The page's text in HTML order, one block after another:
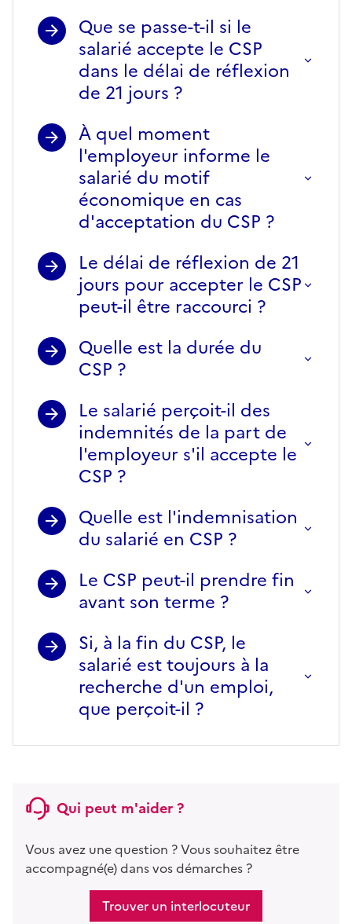
Que se passe-t-il si le
salarié accepte le CSP
dans le délai de réflexion
de 21 jours ?
À quel moment
l'employeur informe le
salarié du motif
économique en cas
d'acceptation du CSP ?
Le délai de réflexion de 21
jours pour accepter le CSP
peut-il être raccourci ?
Quelle est la durée du
CSP ?
Le salarié perçoit-il des
indemnités de la part de
l'employeur s'il accepte le
CSP ?
Quelle est l'indemnisation
du salarié en CSP ?
Le CSP peut-il prendre fin
avant son terme ?
Si, à la fin du CSP, le
salarié est toujours à la
recherche d'un emploi,
que perçoit-il ?
Qui peut m'aider ?
Vous avez une question ? Vous souhaitez être
accompagné(e) dans vos démarches ?
Trouver un interlocuteur